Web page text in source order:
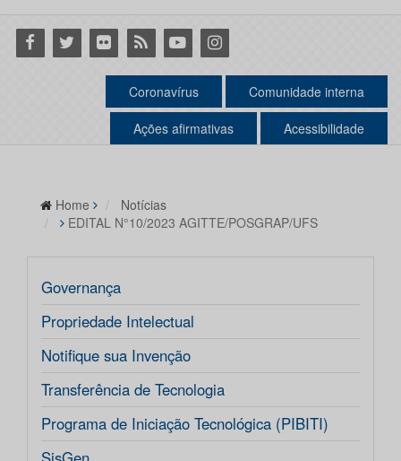
Facebook
Twitter Flickr RSS YoutubeInstagram
Coronavírus Comunidade interna
Ações afirmativas Acessibilidade
Home
Notícias
EDITAL N°10/2023 AGITTE/POSGRAP/UFS
Governança
Propriedade Intelectual
Notifique sua Invenção
Transferência de Tecnologia
Programa de Iniciação Tecnológica (PIBITI)